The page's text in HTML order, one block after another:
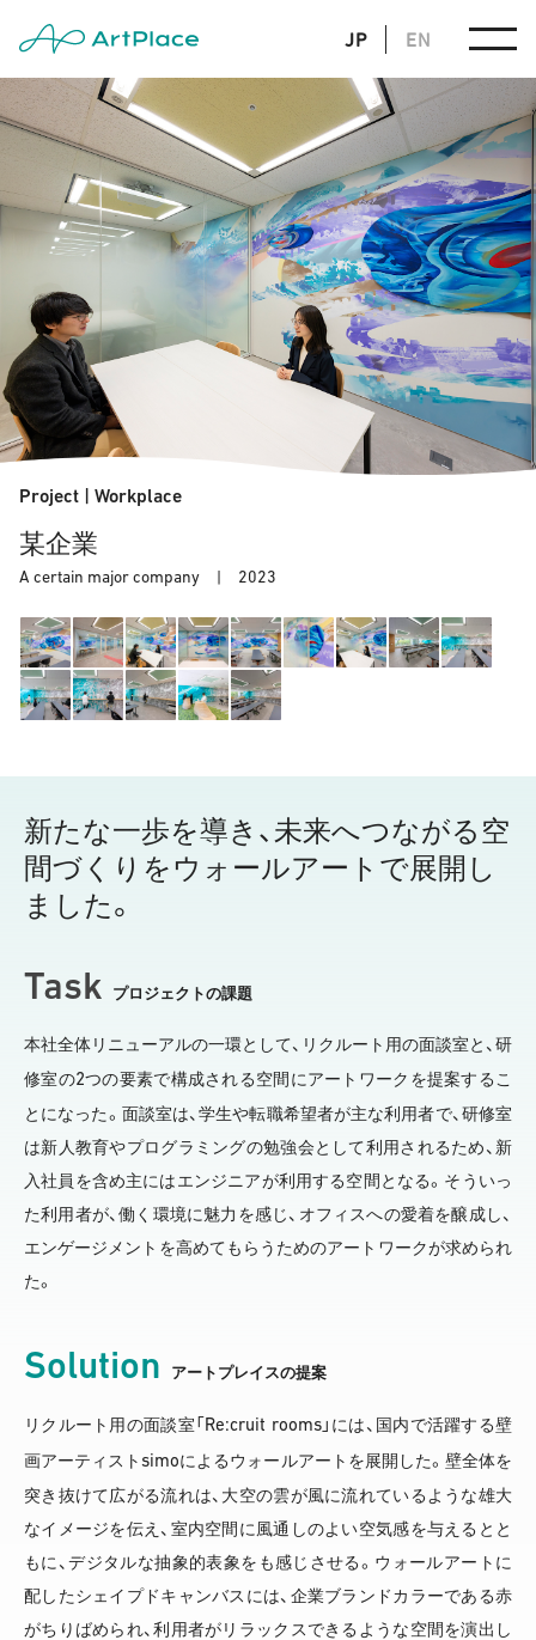
JP EN
Project | Workplace
某企業
A certain major company | 2023
新たな一歩を導き、未来へつながる空
間づくりをウォールアートで展開し
ました。
Task プロジェクトの課題
本社全体リニューアルの一環として、リクルート用の面談室と、研
修室の2つの要素で構成される空間にアートワークを提案するこ
とになった。面談室は、学生や転職希望者が主な利用者で、研修室
は新人教育やプログラミングの勉強会として利用されるため、新
入社員を含め主にはエンジニアが利用する空間となる。そういっ
た利用者が、働く環境に魅力を感じ、オフィスへの愛着を醸成し、
エンゲージメントを高めてもらうためのアートワークが求められ
た。
Solution アートプレイスの提案
リクルート用の面談室「 Re:cruit rooms」には、国内で活躍する壁
画アーティストsimoによるウォールアートを展開した。壁全体を
突き抜けて広がる流れは、大空の雲が風に流れているような雄大
なイメージを伝え、室内空間に風通しのよい空気感を与えるとと
もに、デジタルな抽象的表象をも感じさせる。ウォールアートに
配したシェイプドキャンバスには、企業ブランドカラーである赤
がちりばめられ、利用者がリラックスできるような空間を演出し